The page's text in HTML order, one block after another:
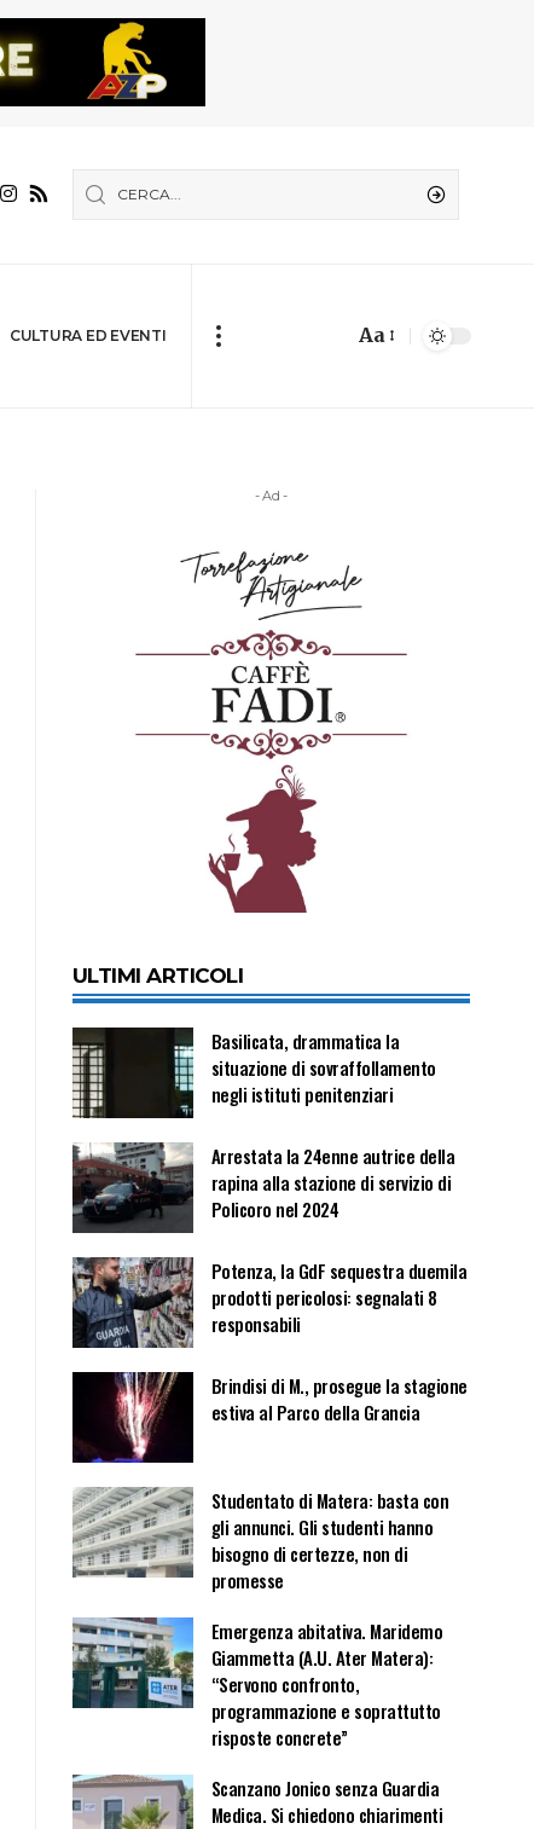
CULTURA ED EVENTI Aa
- Ad -
ULTIMI ARTICOLI
Basilicata, drammatica la
situazione di sovraffollamento
negli istituti penitenziari
Arrestata la 24enne autrice della
rapina alla stazione di servizio di
Policoro nel 2024
Potenza, la GdF sequestra duemila
prodotti pericolosi: segnalati 8
responsabili
Brindisi di M., prosegue la stagione
estiva al Parco della Grancia
Studentato di Matera: basta con
gli annunci. Gli studenti hanno
bisogno di certezze, non di
promesse
Emergenza abitativa. Maridemo
Giammetta (A.U. Ater Matera):
“Servono confronto,
programmazione e soprattutto
risposte concrete”
Scanzano Jonico senza Guardia
Medica. Si chiedono chiarimenti